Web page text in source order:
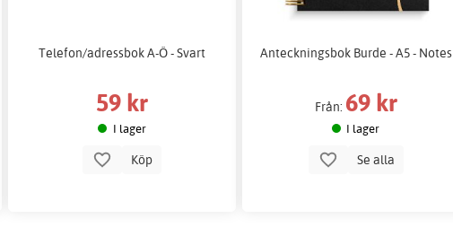
Telefon/adressbok A-Ö - Svart
59 kr
I lager
Köp
Anteckningsbok Burde - A5 - Notes
Från: 69 kr
I lager
Se alla